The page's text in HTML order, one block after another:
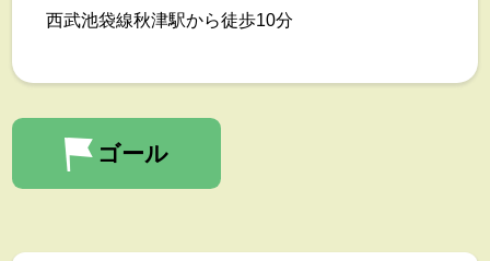
西武池袋線秋津駅から徒歩10分
ゴール